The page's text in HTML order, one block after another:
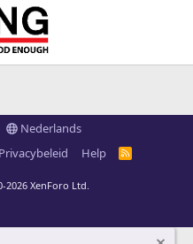
Nederlands
Privacybeleid Help
R
2026 XenForo Ltd.